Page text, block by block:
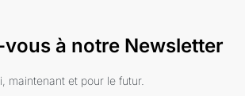
à notre Newsletter
maintenant et pour le futur.